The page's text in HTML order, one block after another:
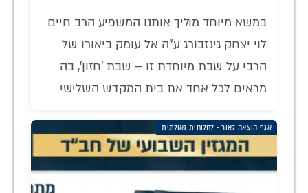
במשא מיוחד מוליך אותנו המשפיע הרב חיים
לוי יצחק גינזבורג ע"ה אל עומק ביאורו של
הרבי על שבת מיוחדת זו – שבת 'חזון', בה
מראים לכל אחד את בית המקדש השלישי
אגף הוצאה לאור - לחלוחית גאולתית